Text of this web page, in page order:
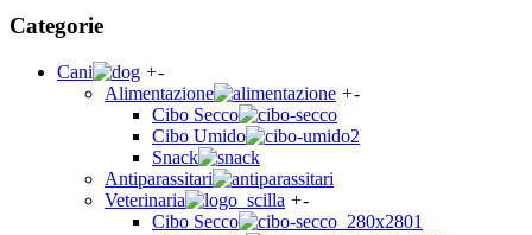
Categorie
Cani +-
Alimentazione
+-
Cibo Secco
Cibo Umido
Snack
Antiparassitari
Veterinaria
+-
Cibo Secco